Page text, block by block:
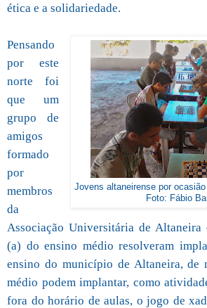
ética e a solidariedade.
Jovens altaneirense por ocasião
Foto: Fábio
Pensando
por este
norte foi
que um
grupo de
amigos
formado
por
membros
da
Associação Universitária de
(a) do ensino médio resolveram
ensino do município de Altaneira, de
médio podem implantar, como
fora do horário de aulas, o jogo de